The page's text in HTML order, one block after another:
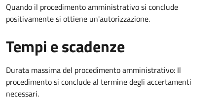
Quando il procedimento amministrativo si conclude
positivamente si ottiene un'autorizzazione.
Tempi e scadenze
Durata massima del procedimento amministrativo: Il
procedimento si conclude al termine degli accertamenti
necessari.